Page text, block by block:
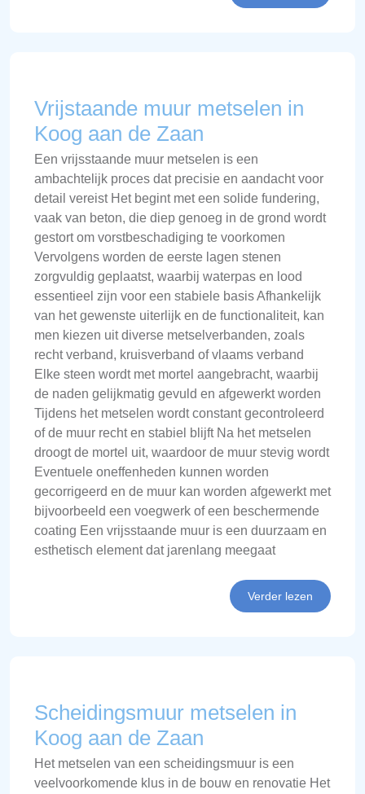
Vrijstaande muur metselen in
Koog aan de Zaan
Een vrijsstaande muur metselen is een
ambachtelijk proces dat precisie en aandacht voor
detail vereist Het begint met een solide fundering,
vaak van beton, die diep genoeg in de grond wordt
gestort om vorstbeschadiging te voorkomen
Vervolgens worden de eerste lagen stenen
zorgvuldig geplaatst, waarbij waterpas en lood
essentieel zijn voor een stabiele basis Afhankelijk
van het gewenste uiterlijk en de functionaliteit, kan
men kiezen uit diverse metselverbanden, zoals
recht verband, kruisverband of vlaams verband
Elke steen wordt met mortel aangebracht, waarbij
de naden gelijkmatig gevuld en afgewerkt worden
Tijdens het metselen wordt constant gecontroleerd
of de muur recht en stabiel blijft Na het metselen
droogt de mortel uit, waardoor de muur stevig wordt
Eventuele oneffenheden kunnen worden
gecorrigeerd en de muur kan worden afgewerkt met
bijvoorbeeld een voegwerk of een beschermende
coating Een vrijsstaande muur is een duurzaam en
esthetisch element dat jarenlang meegaat
Verder lezen
Scheidingsmuur metselen in
Koog aan de Zaan
Het metselen van een scheidingsmuur is een
veelvoorkomende klus in de bouw en renovatie Het